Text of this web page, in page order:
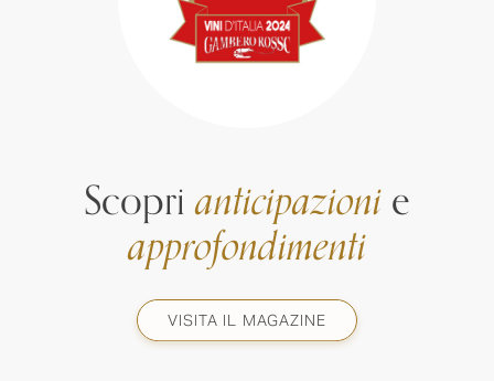
Scoprianticipazionie
approfondimenti
VISITA IL MAGAZINE